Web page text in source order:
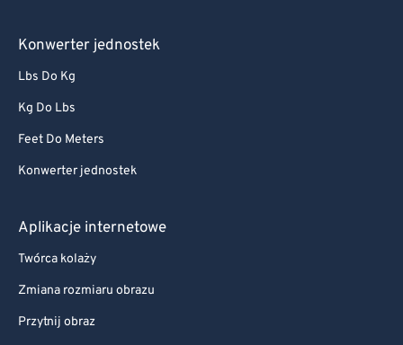
Konwerter jednostek
Lbs Do Kg
Kg Do Lbs
Feet Do Meters
Konwerter jednostek
Aplikacje internetowe
Twórca kolaży
Zmiana rozmiaru obrazu
Przytnij obraz